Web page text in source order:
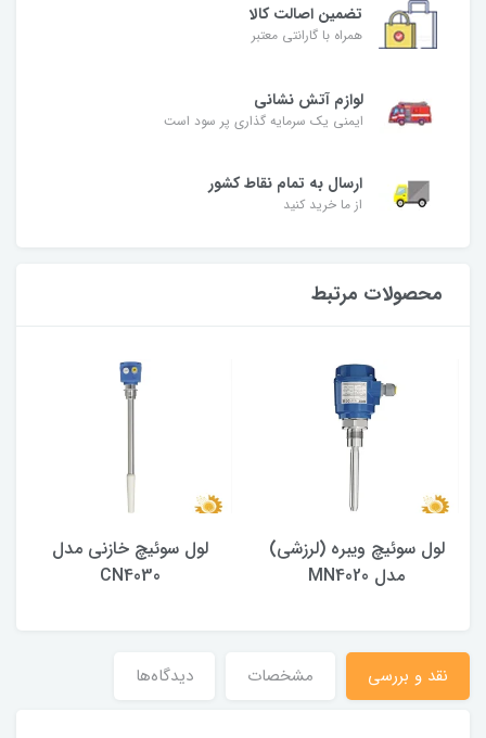
تضمین اصالت کالا
همراه با گارانتی معتبر
لوازم آتش نشانی
ایمنی یک سرمایه گذاری پر سود است
ارسال به تمام نقاط کشور
از ما خرید کنید
محصولات مرتبط
لول سوئیچ ویبره (لرزشی)
مدل MN4020
لول سوئیچ خازنی مدل
CN4030
نقد و بررسی مشخصات دیدگاه‌ها